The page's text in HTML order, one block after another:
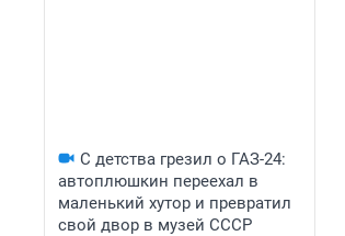
С детства грезил о ГАЗ-24:
автоплюшкин переехал в
маленький хутор и превратил
свой двор в музей СССР